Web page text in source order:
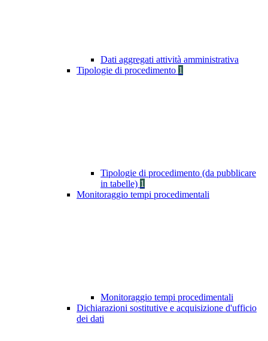
Dati aggregati attività amministrativa
Tipologie di procedimento 1
Tipologie di procedimento (da pubblicare
in tabelle) 1
Monitoraggio tempi procedimentali
Monitoraggio tempi procedimentali
Dichiarazioni sostitutive e acquisizione d'ufficio
dei dati